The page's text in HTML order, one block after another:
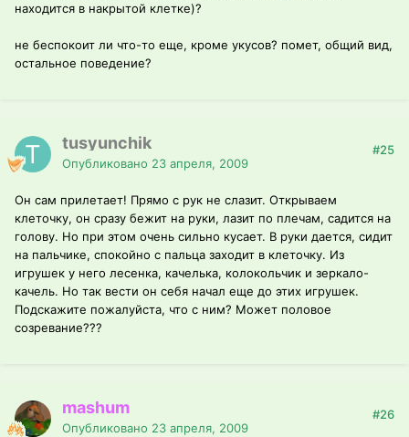
находится в накрытой клетке)?
не беспокоит ли что-то еще, кроме укусов? помет, общий вид,
остальное поведение?
tusyunchik
Опубликовано 23 апреля, 2009
#25
Он сам прилетает! Прямо с рук не слазит. Открываем
клеточку, он сразу бежит на руки, лазит по плечам, садится на
голову. Но при этом очень сильно кусает. В руки дается, сидит
на пальчике, спокойно с пальца заходит в клеточку. Из
игрушек у него лесенка, качелька, колокольчик и зеркало-
качель. Но так вести он себя начал еще до этих игрушек.
Подскажите пожалуйста, что с ним? Может половое
созревание???
mashum
Опубликовано 23 апреля, 2009
#26